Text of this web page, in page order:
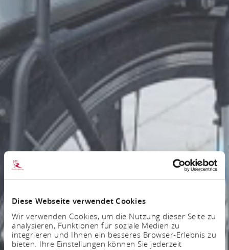
Diese Webseite verwendet Cookies
Wir verwenden Cookies, um die Nutzung dieser Seite zu
analysieren, Funktionen für soziale Medien zu
integrieren und Ihnen ein besseres Browser-Erlebnis zu
bieten. Ihre Einstellungen können Sie jederzeit